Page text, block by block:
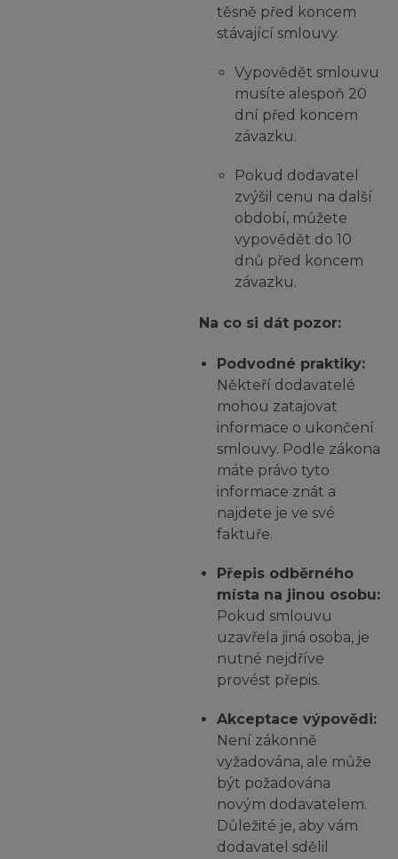
těsně před koncem
stávající smlouvy.
Vypovědět smlouvu
musíte alespoň 20
dní před koncem
závazku.
Pokud dodavatel
zvýšil cenu na další
období, můžete
vypovědět do 10
dnů před koncem
závazku.
Na co si dát pozor:
Podvodné praktiky:
Někteří dodavatelé
mohou zatajovat
informace o ukončení
smlouvy. Podle zákona
máte právo tyto
informace znát a
najdete je ve své
faktuře.
Přepis odběrného
místa na jinou osobu:
Pokud smlouvu
uzavřela jiná osoba, je
nutné nejdříve
provést přepis.
Akceptace výpovědi:
Není zákonně
vyžadována, ale může
být požadována
novým dodavatelem.
Důležité je, aby vám
dodavatel sdělil